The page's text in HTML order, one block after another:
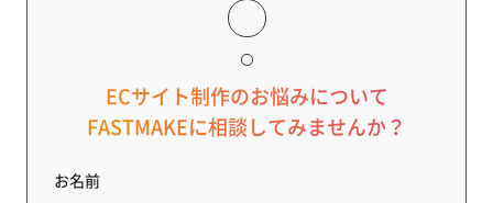
ECサイト制作のお悩みについて
FASTMAKEに相談してみませんか？
お名前